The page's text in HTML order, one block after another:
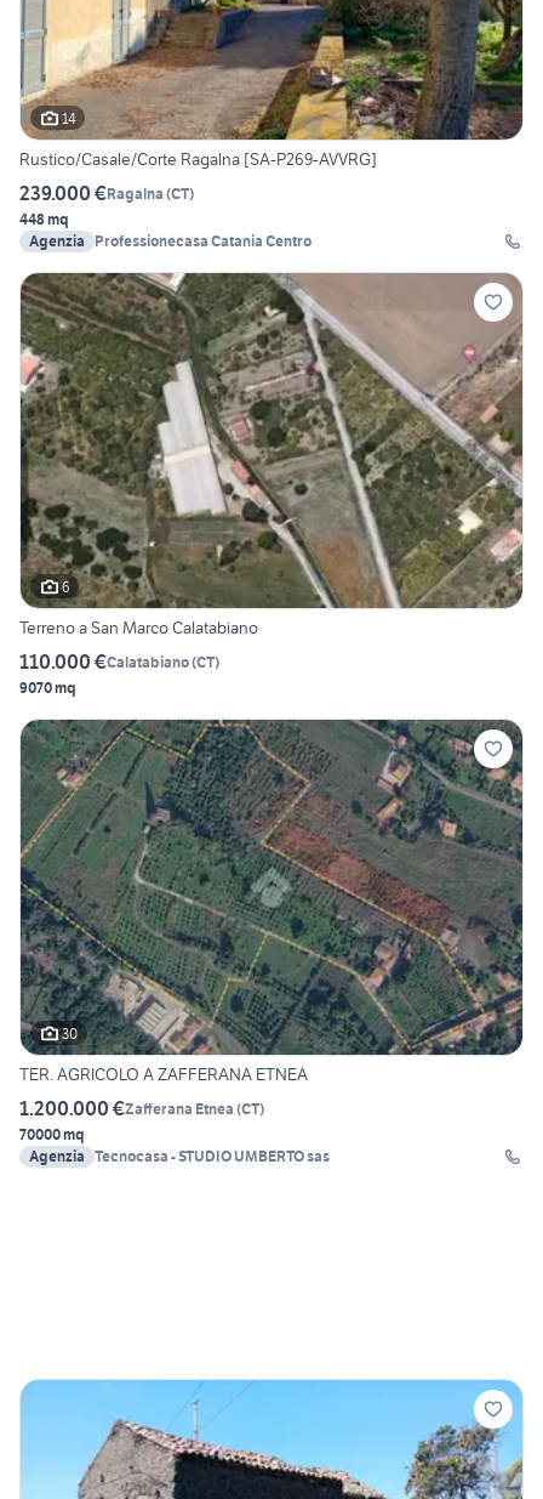
14
Rustico/Casale/Corte Ragalna [SA-P269-AVVRG]
239.000 €Ragalna (CT)
448 mq
Agenzia
Professionecasa Catania Centro
6
Terreno a San Marco Calatabiano
110.000 €Calatabiano(CT)
9070 mq
30
TER. AGRICOLO A ZAFFERANA ETNEA
1.200.000 €Zafferana Etnea (CT)
70000 mq
Agenzia Tecnocasa - STUDIO UMBERTO sas